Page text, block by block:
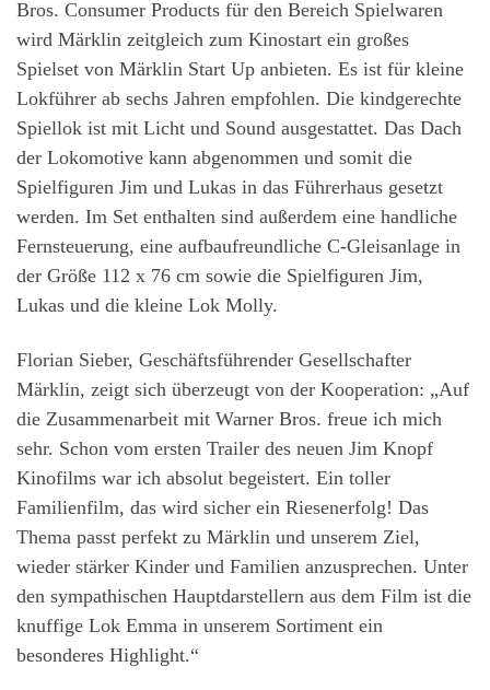
Bros. Consumer Products für den Bereich Spielwaren
wird Märklin zeitgleich zum Kinostart ein großes
Spielset von Märklin Start Up anbieten. Es ist für kleine
Lokführer ab sechs Jahren empfohlen. Die kindgerechte
Spiellok ist mit Licht und Sound ausgestattet. Das Dach
der Lokomotive kann abgenommen und somit die
Spielfiguren Jim und Lukas in das Führerhaus gesetzt
werden. Im Set enthalten sind außerdem eine handliche
Fernsteuerung, eine aufbaufreundliche C-Gleisanlage in
der Größe 112 x 76 cm sowie die Spielfiguren Jim,
Lukas und die kleine Lok Molly.
Florian Sieber, Geschäftsführender Gesellschafter
Märklin, zeigt sich überzeugt von der Kooperation: „Auf
die Zusammenarbeit mit Warner Bros. freue ich mich
sehr. Schon vom ersten Trailer des neuen Jim Knopf
Kinofilms war ich absolut begeistert. Ein toller
Familienfilm, das wird sicher ein Riesenerfolg! Das
Thema passt perfekt zu Märklin und unserem Ziel,
wieder stärker Kinder und Familien anzusprechen. Unter
den sympathischen Hauptdarstellern aus dem Film ist die
knuffige Lok Emma in unserem Sortiment ein
besonderes Highlight.“